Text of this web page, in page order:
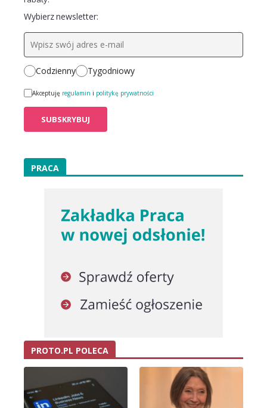
Wybierz newsletter:
Codzienny Tygodniowy
Akceptuję regulamin i politykę prywatności
PRACA
PROTO.PL POLECA